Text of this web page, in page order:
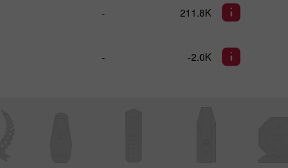
- 211.8K
- -2.0K